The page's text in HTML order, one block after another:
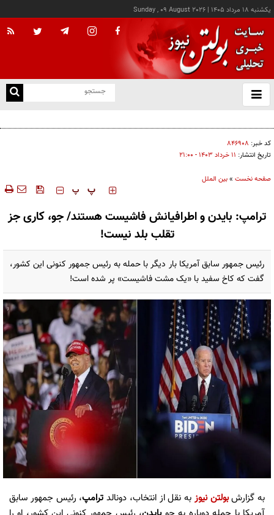
يکشنبه ۱۸ مرداد ۱۴۰۵ |
Sunday , 09 August 2026
باز
و
کد خبر: ۸۴۶۹۰۸
تاریخ انتشار: ۱۱ خرداد ۱۴۰۳ - ۲۱:۰۰
صفحه نخست »بین الملل
‍‍‍ پ پ
ترامپ: بایدن و اطرافیانش فاشیست هستند/ جو، کاری جز
تقلب بلد نیست!
رئیس جمهور سابق آمریکا بار دیگر با حمله به رئیس جمهور کنونی این کشور،
گفت که کاخ سفید با «یک مشت فاشیست» پر شده است!
به گزارش بولتن نیوز به نقل از انتخاب، دونالد ترامپ، رئیس جمهور سابق